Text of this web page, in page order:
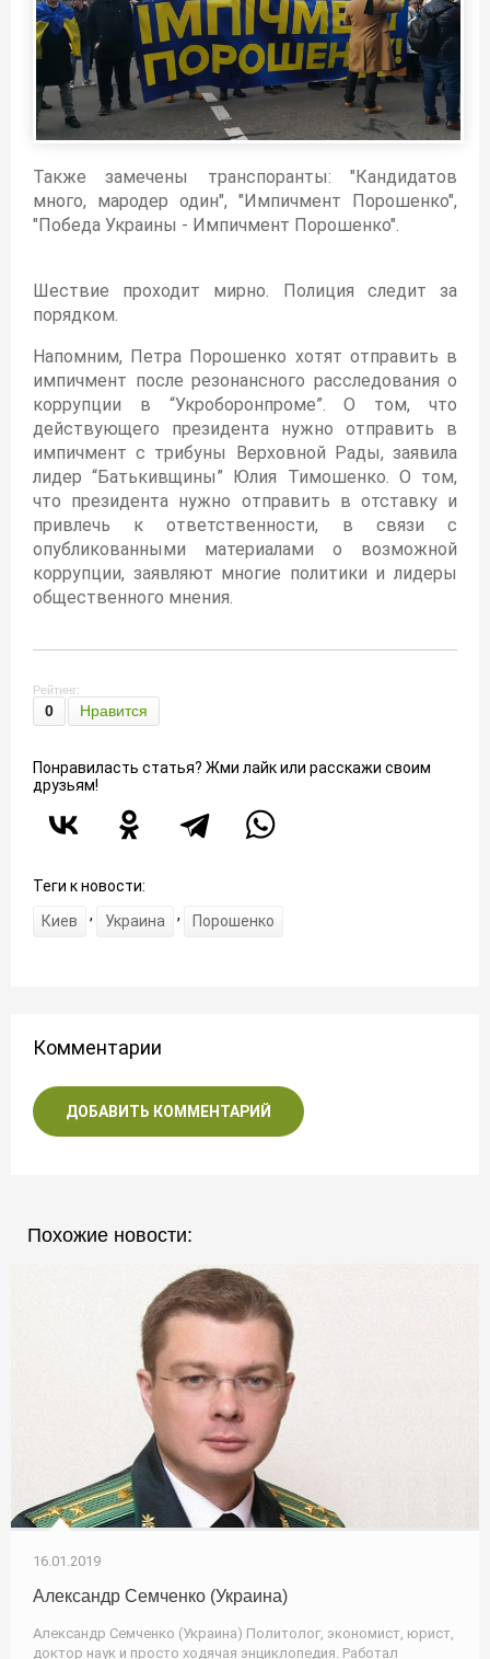
Также замечены транспоранты: "Кандидатов
много, мародер один", "Импичмент Порошенко",
"Победа Украины - Импичмент Порошенко".
Шествие проходит мирно. Полиция следит за
порядком.
Напомним, Петра Порошенко хотят отправить в
импичмент после резонансного расследования о
коррупции в “Укроборонпроме”. О том, что
действующего президента нужно отправить в
импичмент с трибуны Верховной Рады, заявила
лидер “Батькивщины” Юлия Тимошенко. О том,
что президента нужно отправить в отставку и
привлечь к ответственности, в связи с
опубликованными материалами о возможной
коррупции, заявляют многие политики и лидеры
общественного мнения.
Рейтинг:
0 Нравится
Понравиласть статья? Жми лайк или расскажи своим
друзьям!
Теги к новости:
Киев
, Украина , Порошенко
Комментарии
ДОБАВИТЬ КОММЕНТАРИЙ
Похожие новости:
16.01.2019
Александр Семченко (Украина)
Александр Семченко (Украина) Политолог, экономист, юрист,
доктор наук и просто ходячая энциклопедия. Работал